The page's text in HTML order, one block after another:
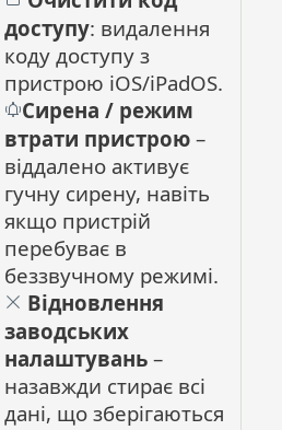
доступу: видалення
коду доступу з
пристрою iOS/iPadOS.
Сирена / режим
втрати пристрою –
віддалено активує
гучну сирену, навіть
якщо пристрій
перебуває в
беззвучному режимі.
Відновлення
заводських
налаштувань –
назавжди стирає всі
дані, що зберігаються